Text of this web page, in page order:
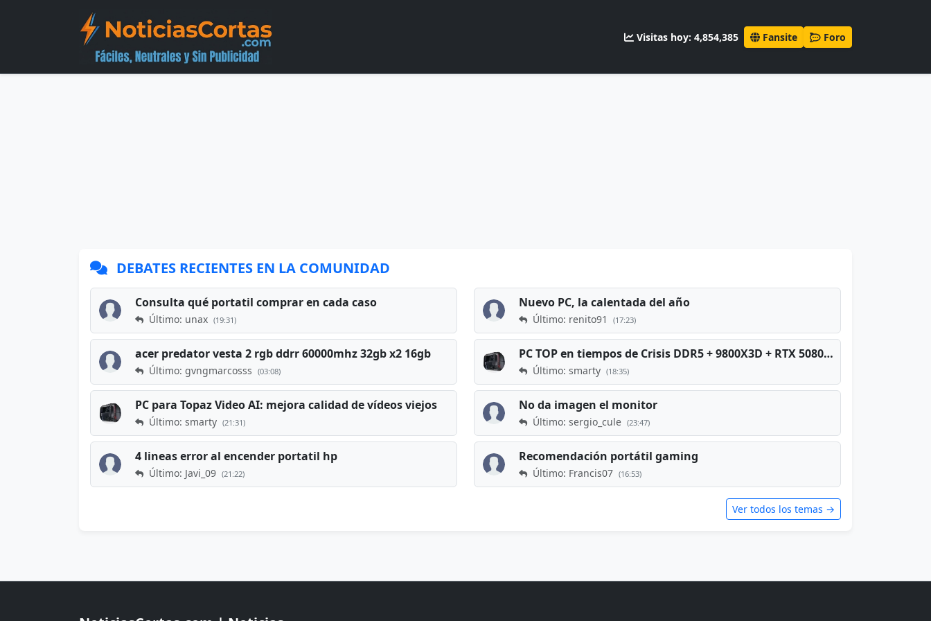
Visitas hoy: 4,854,385 Fansite Foro
DEBATES RECIENTES EN LA COMUNIDAD
Consulta qué portatil comprar en cada caso
Último: unax (19:31)
Nuevo PC, la calentada del año
Último: renito91 (17:23)
acer predator vesta 2 rgb ddrr 60000mhz 32gb x2 16gb
Último: gvngmarcosss (03:08)
PC TOP en tiempos de Crisis DDR5 + 9800X3D + RTX 5080 [2026][2400€]
Último: smarty (18:35)
PC para Topaz Video AI: mejora calidad de vídeos viejos
Último: smarty (21:31)
No da imagen el monitor
Último: sergio_cule (23:47)
4 lineas error al encender portatil hp
Último: Javi_09 (21:22)
Recomendación portátil gaming
Último: Francis07 (16:53)
Ver todos los temas →